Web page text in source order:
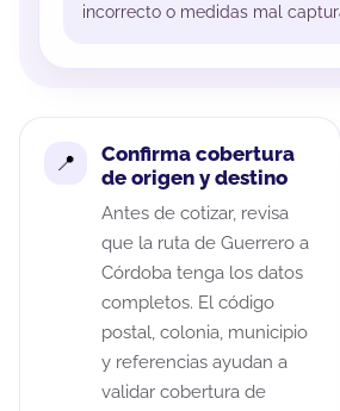
incorrecto o medidas mal
Confirma cobertura
de origen y destino
Antes de cotizar, revisa
que la ruta de Guerrero a
Córdoba tenga los datos
completos. El código
postal, colonia, municipio
y referencias ayudan a
validar cobertura de